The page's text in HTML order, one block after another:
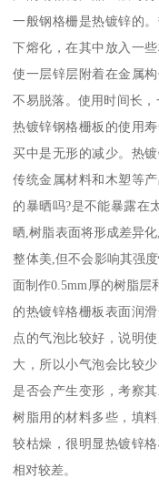
一般钢格栅是热镀锌的
下熔化，在其中放入一
使一层锌层附着在金属
不易脱落。使用时间长，
热镀锌钢格栅板的使用
买中是无形的减少。热
传统金属材料和木塑等
的暴晒吗?是不能暴露在
晒,树脂表面将形成差异
整体美,但不会影响其强
面制作0.5mm厚的树脂层
的热镀锌格栅板表面润
点的气泡比较好，说明
大，所以小气泡会比较
是否会产生变形，考察
树脂用的材料多些，填
较枯燥，很明显热镀锌
相对较差。